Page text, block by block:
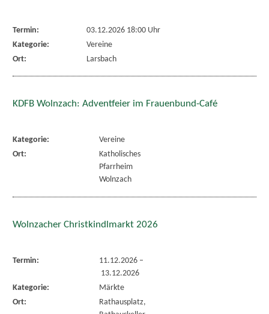
Termin:
03.12.2026 18:00 Uhr
Kategorie:
Vereine
Ort:
Larsbach
KDFB Wolnzach: Adventfeier im Frauenbund-Café
Kategorie:
Vereine
Ort:
Katholisches
Pfarrheim
Wolnzach
Wolnzacher Christkindlmarkt 2026
Termin: 11.12.2026–
13.12.2026
Kategorie:
Märkte
Ort:
Rathausplatz,